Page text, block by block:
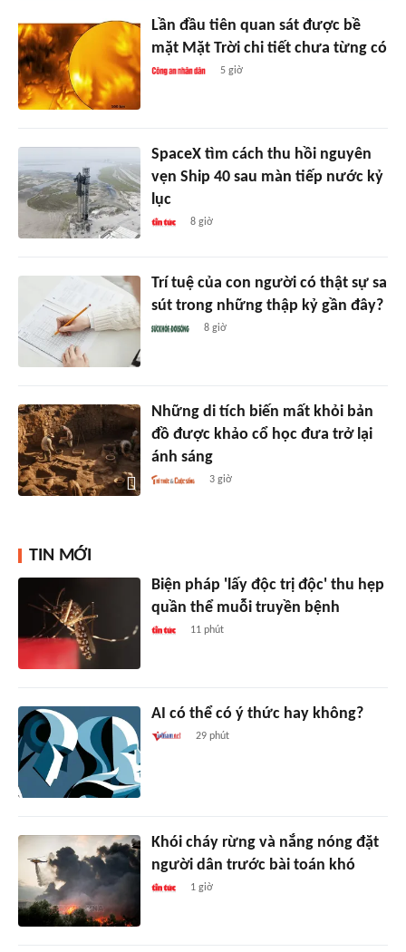
Lần đầu tiên quan sát được bề
mặt Mặt Trời chi tiết chưa từng có
5 giờ
SpaceX tìm cách thu hồi nguyên
vẹn Ship 40 sau màn tiếp nước kỷ
lục
8 giờ
Trí tuệ của con người có thật sự sa
sút trong những thập kỷ gần đây?
8 giờ
Những di tích biến mất khỏi bản
đồ được khảo cổ học đưa trở lại
ánh sáng
3 giờ
TIN MỚI
Biện pháp 'lấy độc trị độc' thu hẹp
quần thể muỗi truyền bệnh
11 phút
AI có thể có ý thức hay không?
29 phút
Khói cháy rừng và nắng nóng đặt
người dân trước bài toán khó
1 giờ